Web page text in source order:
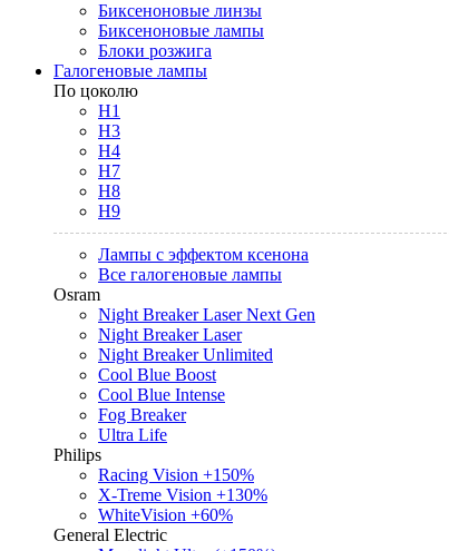
Биксеноновые линзы
Биксеноновые лампы
Блоки розжига
Галогеновые лампы
По цоколю
H1
H3
H4
H7
H8
H9
Лампы с эффектом ксенона
Все галогеновые лампы
Osram
Night Breaker Laser Next Gen
Night Breaker Laser
Night Breaker Unlimited
Cool Blue Boost
Cool Blue Intense
Fog Breaker
Ultra Life
Philips
Racing Vision +150%
X-Treme Vision +130%
WhiteVision +60%
General Electric